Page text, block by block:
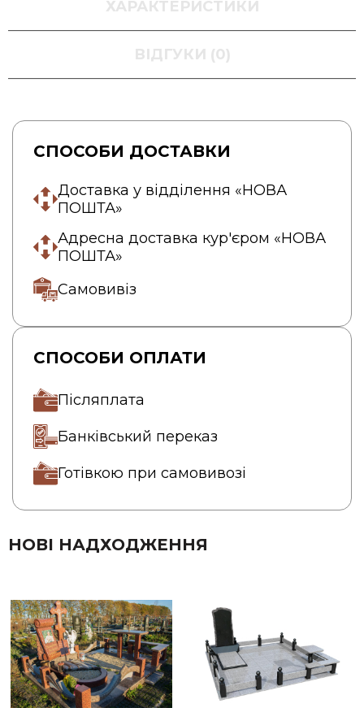
ХАРАКТЕРИСТИКИ
ВІДГУКИ (0)
СПОСОБИ ДОСТАВКИ
Доставка у відділення «НОВА
ПОШТА»
Адресна доставка кур'єром «НОВА
ПОШТА»
Самовивіз
СПОСОБИ ОПЛАТИ
Післяплата
Банківський переказ
Готівкою при самовивозі
НОВІ НАДХОДЖЕННЯ